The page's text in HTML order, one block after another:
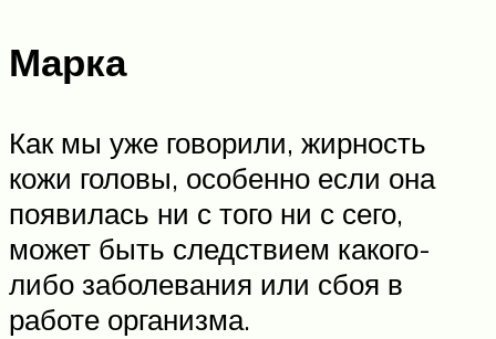
Марка
Как мы уже говорили, жирность
кожи головы, особенно если она
появилась ни с того ни с сего,
может быть следствием какого-
либо заболевания или сбоя в
работе организма.